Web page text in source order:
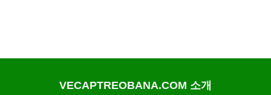
VECAPTREOBANA.COM 소개